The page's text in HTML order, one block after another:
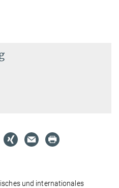
und internationales